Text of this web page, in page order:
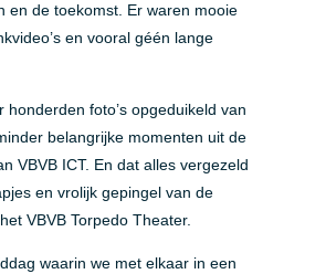
en de toekomst. Er waren mooie
en vooral géén lange
honderden foto’s opgeduikeld van
belangrijke momenten uit de
VBVB ICT. En dat alles vergezeld
en vrolijk gepingel van de
VBVB Torpedo Theater.
waarin we met elkaar in een